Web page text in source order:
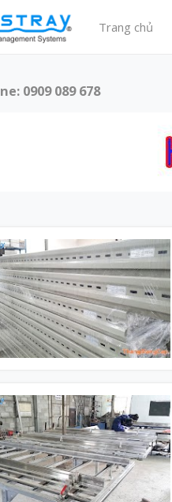
Trang chủ
0909 089 678